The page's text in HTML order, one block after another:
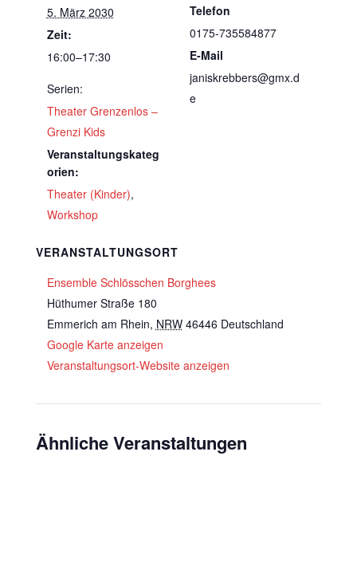
5. März 2030
Zeit:
16:00–17:30
Serien:
Theater Grenzenlos –
Grenzi Kids
Veranstaltungskateg
orien:
Theater (Kinder),
Workshop
VERANSTALTUNGSORT
Ensemble Schlösschen Borghees
Hüthumer Straße 180
Emmerich am Rhein, NRW 46446 Deutschland
Google Karte anzeigen
Veranstaltungsort-Website anzeigen
Telefon
0175-735584877
E-Mail
janiskrebbers@gmx.d
e
Ähnliche Veranstaltungen